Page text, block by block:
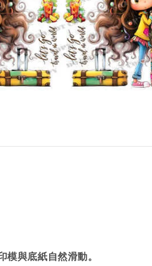
與底紙自然滑動。